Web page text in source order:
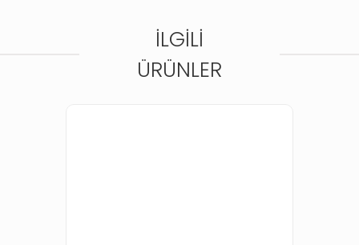
İLGILI
ÜRÜNLER